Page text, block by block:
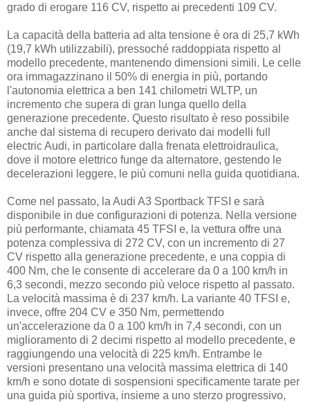
grado di erogare 116 CV, rispetto ai precedenti 109 CV.
La capacità della batteria ad alta tensione è ora di 25,7 kWh
(19,7 kWh utilizzabili), pressoché raddoppiata rispetto al
modello precedente, mantenendo dimensioni simili. Le celle
ora immagazzinano il 50% di energia in più, portando
l'autonomia elettrica a ben 141 chilometri WLTP, un
incremento che supera di gran lunga quello della
generazione precedente. Questo risultato è reso possibile
anche dal sistema di recupero derivato dai modelli full
electric Audi, in particolare dalla frenata elettroidraulica,
dove il motore elettrico funge da alternatore, gestendo le
decelerazioni leggere, le più comuni nella guida quotidiana.
Come nel passato, la Audi A3 Sportback TFSI e sarà
disponibile in due configurazioni di potenza. Nella versione
più performante, chiamata 45 TFSI e, la vettura offre una
potenza complessiva di 272 CV, con un incremento di 27
CV rispetto alla generazione precedente, e una coppia di
400 Nm, che le consente di accelerare da 0 a 100 km/h in
6,3 secondi, mezzo secondo più veloce rispetto al passato.
La velocità massima è di 237 km/h. La variante 40 TFSI e,
invece, offre 204 CV e 350 Nm, permettendo
un'accelerazione da 0 a 100 km/h in 7,4 secondi, con un
miglioramento di 2 decimi rispetto al modello precedente, e
raggiungendo una velocità di 225 km/h. Entrambe le
versioni presentano una velocità massima elettrica di 140
km/h e sono dotate di sospensioni specificamente tarate per
una guida più sportiva, insieme a uno sterzo progressivo,